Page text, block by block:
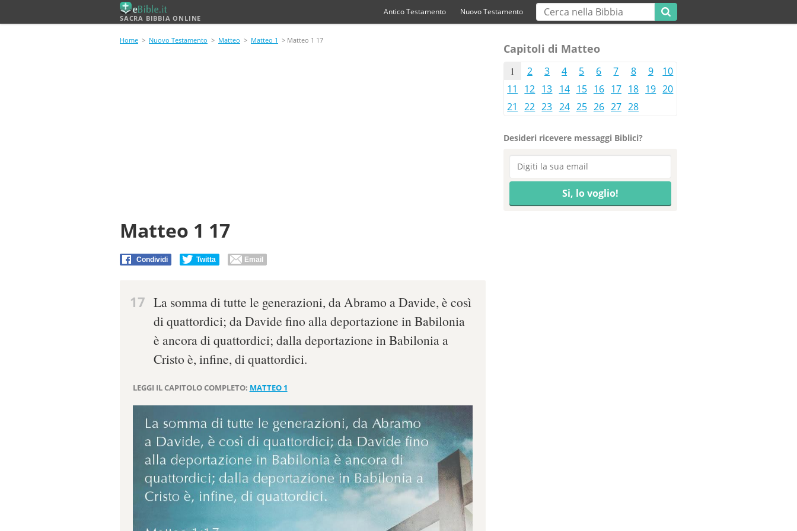
SACRA BIBBIA ONLINE
Antico Testamento Nuovo Testamento
Home > Nuovo Testamento > Matteo > Matteo 1 > Matteo 1 17
Matteo 1 17
Condividi Twitta Email
17 La somma di tutte le generazioni, da Abramo a Davide, è così
di quattordici; da Davide fino alla deportazione in Babilonia
è ancora di quattordici; dalla deportazione in Babilonia a
Cristo è, infine, di quattordici.
LEGGI IL CAPITOLO COMPLETO: MATTEO 1
Capitoli di Matteo
1 2 3 4 5 6 7 8 9
10
11
12 13 14 15 16 17 18 19 20
21
22 23 24 25 26 27 28
Desideri ricevere messaggi Biblici?